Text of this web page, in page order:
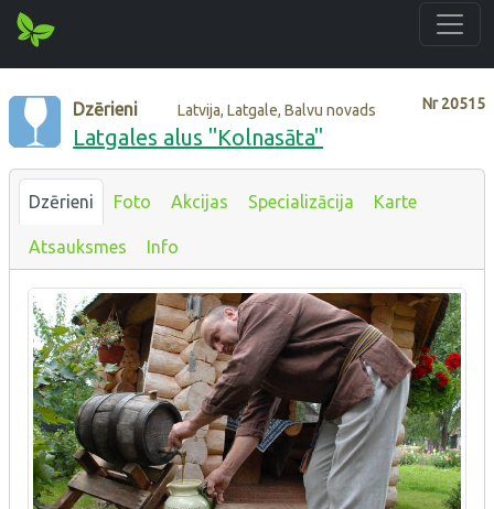
Nr20515
Dzērieni Latvija, Latgale, Balvu novads
Latgales alus "Kolnasāta"
Dzērieni Foto Akcijas Specializācija Karte
Atsauksmes Info